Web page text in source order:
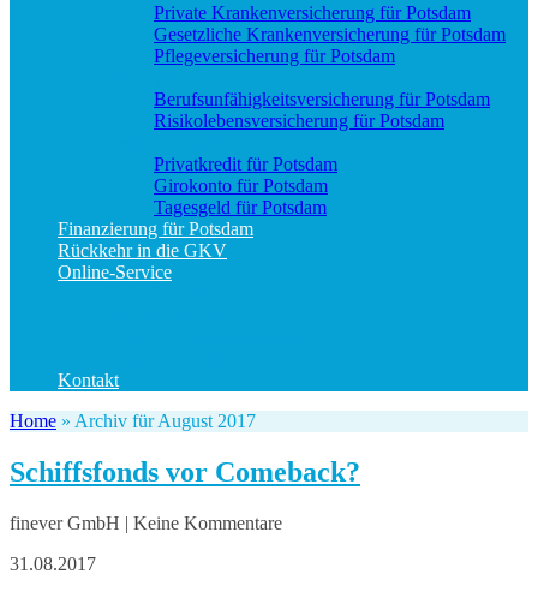
Private Krankenversicherung für Potsdam
Gesetzliche Krankenversicherung für Potsdam
Pflegeversicherung für Potsdam
Berufs­unfähigkeitsversicherung für Potsdam
Risikolebensversicherung für Potsdam
Privatkredit für Potsdam
Girokonto für Potsdam
Tagesgeld für Potsdam
Finanzierung für Potsdam
Rückkehr in die GKV
Online-Service
Kontakt
Home » Archiv für August 2017
Schiffsfonds vor Comeback?
finever GmbH | Keine Kommentare
31.08.2017